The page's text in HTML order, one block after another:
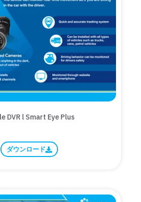
DVR l Smart Eye Plus
ダウンロード